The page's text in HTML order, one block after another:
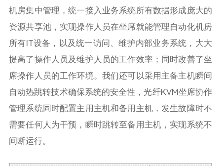
机房集中管理，统一接入业务系统所有数据形成庞大的
资源共享池，实现操作人员在坐席就能管理自动化机房
所有IT设备，以及统一访问、维护内部业务系统，大大
提高了操作人员及维护人员的工作效率；同时改善了坐
席操作人员的工作环境。我们还可以采用主备主机瞬间
自动热跳转技术确保系统的安全性，光纤KVM坐席协作
管理系统同时配置主用主机和备用主机，发生故障时不
需要任何人为干预，瞬时跳转至备用主机，实现系统不
间断运行。